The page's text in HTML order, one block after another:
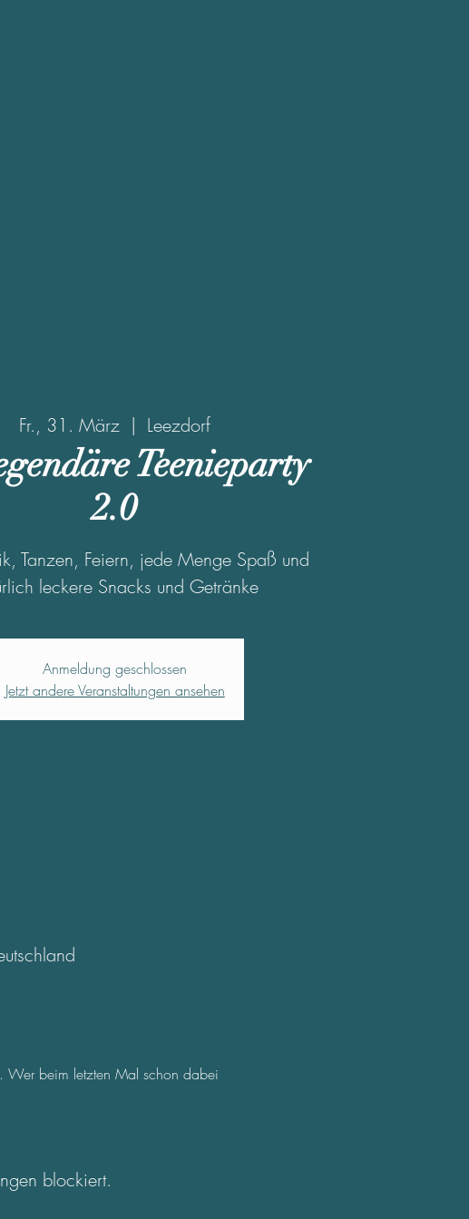
Fr., 31. März
  |
Leezdorf
Teenieparty
2.0
Tanzen, Feiern, jede Menge Spaß und
leckere Snacks und Getränke
Anmeldung geschlossen
Jetzt andere Veranstaltungen ansehen
Wer beim letzten Mal schon dabei
blockiert.